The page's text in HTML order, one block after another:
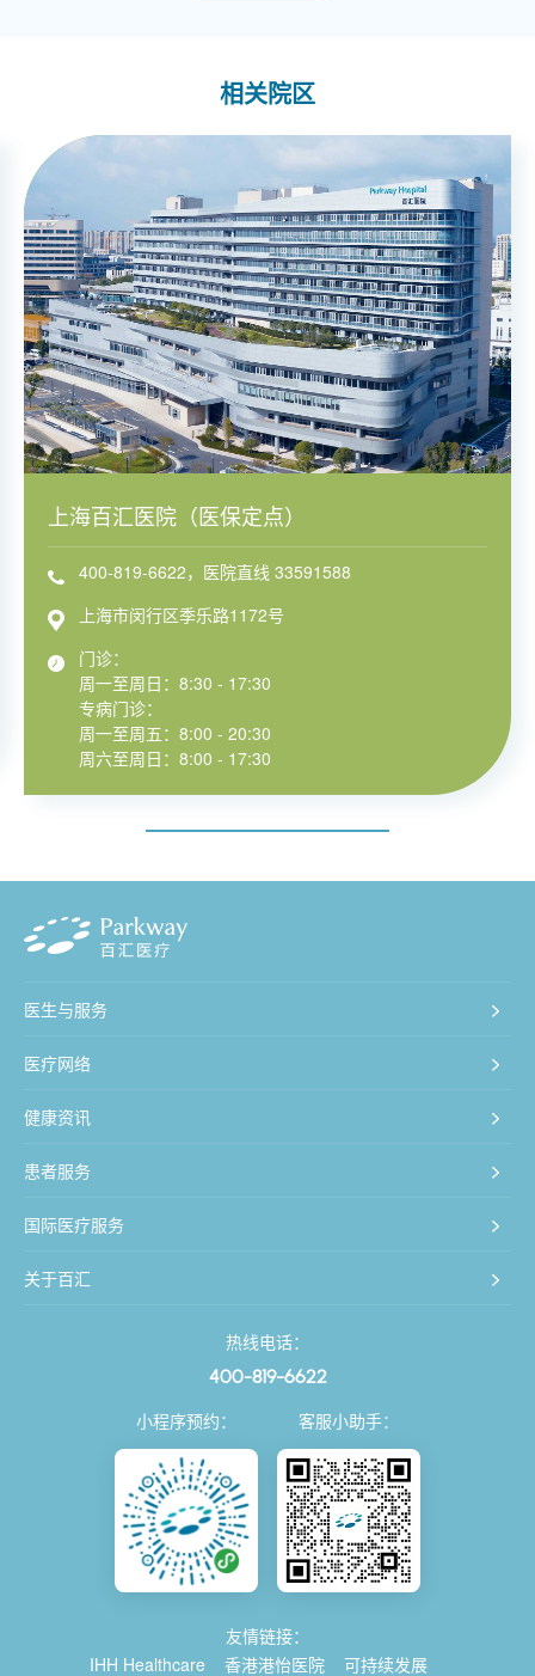
相关院区
上海百汇医院（医保定点）
400-819-6622，医院直线 33591588
上海市闵行区季乐路1172号
门诊：
周一至周日：8:30 - 17:30
专病门诊：
周一至周五：8:00 - 20:30
周六至周日：8:00 - 17:30
医生与服务
医疗网络
健康资讯
患者服务
国际医疗服务
关于百汇
热线电话：
400-819-6622
小程序预约： 客服小助手：
友情链接：
IHH Healthcare
香港港怡医院 可持续发展